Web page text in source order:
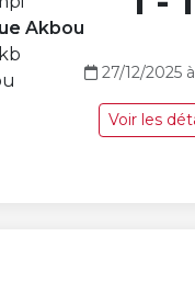
Akbou
27/12/2025
Voir les